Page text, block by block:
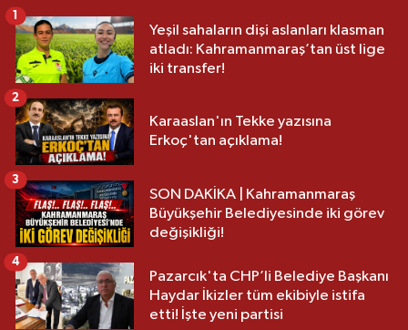
Yeşil sahaların dişi aslanları klasman
atladı: Kahramanmaraş’tan üst lige
iki transfer!
1
Karaaslan'ın Tekke yazısına
Erkoç'tan açıklama!
2
SON DAKİKA | Kahramanmaraş
Büyükşehir Belediyesinde iki görev
değişikliği!
3
Pazarcık'ta CHP’li Belediye Başkanı
Haydar İkizler tüm ekibiyle istifa
etti! İşte yeni partisi
4